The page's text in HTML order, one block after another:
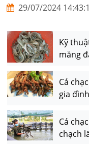
29/07/2024
Kỹ
măng
Cá
gia đình
Cá
chạch